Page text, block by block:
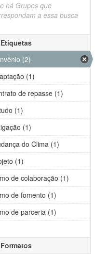
há Grupos que
a essa busca
Etiquetas
(2)
(1)
de repasse (1)
(1)
(1)
do Clima (1)
(1)
de colaboração (1)
de fomento (1)
de parceria (1)
Formatos